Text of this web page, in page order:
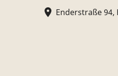
location_on Enderstraße 94,